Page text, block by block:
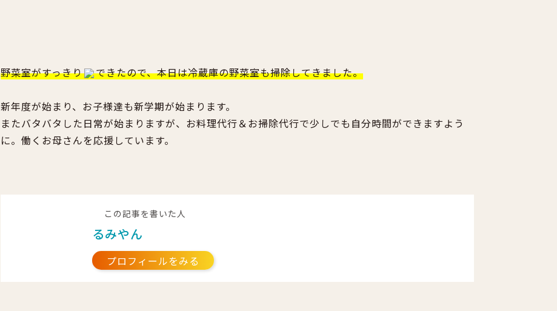
野菜室がすっきり できたので、本日は冷蔵庫の野菜室も掃除してきました。
新年度が始まり、お子様達も新学期が始まります。
またバタバタした日常が始まりますが、お料理代行＆お掃除代行で少しでも自分時間ができますよう
に。働くお母さんを応援しています。
この記事を書いた人
るみやん
プロフィールをみる